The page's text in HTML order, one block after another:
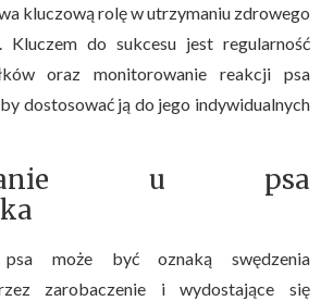
kluczową rolę w utrzymaniu zdrowego
Kluczem do sukcesu jest regularność
oraz monitorowanie reakcji psa
dostosować ją do jego indywidualnych
u psa
psa może być oznaką swędzenia
zarobaczenie i wydostające się